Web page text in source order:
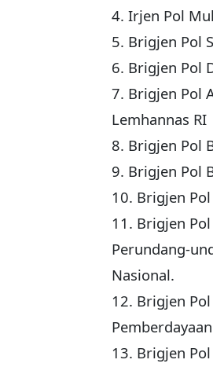
4. Irjen Pol
5. Brigjen Pol
6. Brigjen Pol
7. Brigjen Pol
Lemhannas RI
8. Brigjen Pol
9. Brigjen Pol
10. Brigjen
11. Brigjen
Perundang-
Nasional.
12. Brigjen
13. Brigjen